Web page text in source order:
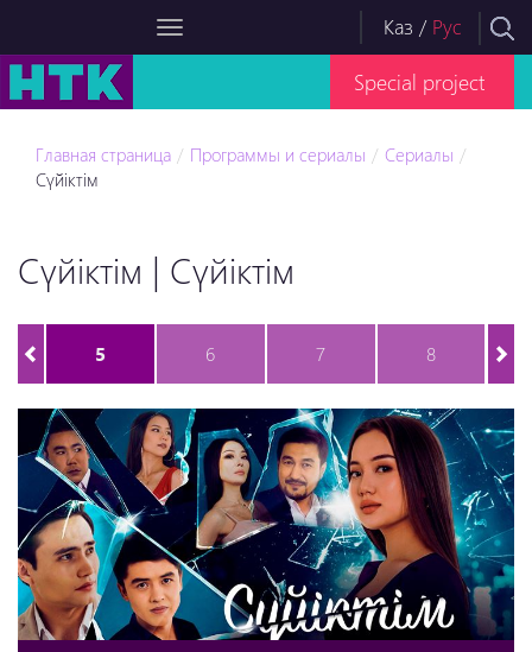
Каз / Рус
Special project
Главная страница Программы и сериалы
Сериалы
Сүйіктім
Сүйіктім | Сүйіктім
5 6 7 8